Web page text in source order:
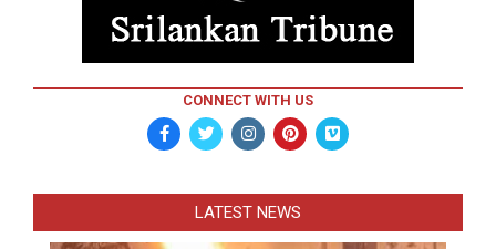
CONNECT WITH US
LATEST NEWS